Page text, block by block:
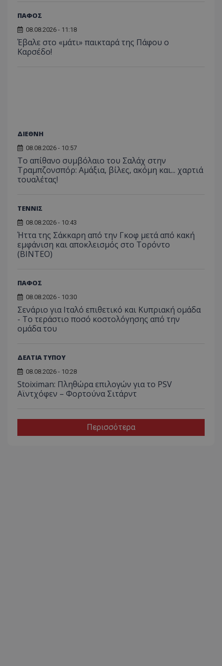
ΠΑΦΟΣ
08.08.2026 - 11:18
Έβαλε στο «μάτι» παικταρά της Πάφου ο
Καρσέδο!
ΔΙΕΘΝΗ
08.08.2026 - 10:57
Το απίθανο συμβόλαιο του Σαλάχ στην
Τραμπζονσπόρ: Αμάξια, βίλες, ακόμη και... χαρτιά
τουαλέτας!
ΤΕΝΝΙΣ
08.08.2026 - 10:43
Ήττα της Σάκκαρη από την Γκοφ μετά από κακή
εμφάνιση και αποκλεισμός στο Τορόντο
(ΒΙΝΤΕΟ)
ΠΑΦΟΣ
08.08.2026 - 10:30
Σενάριο για Ιταλό επιθετικό και Κυπριακή ομάδα
- Το τεράστιο ποσό κοστολόγησης από την
ομάδα του
ΔΕΛΤΙΑ ΤΥΠΟΥ
08.08.2026 - 10:28
Stoiximan: Πληθώρα επιλογών για το PSV
Αϊντχόφεν – Φορτούνα Σιτάρντ
Περισσότερα